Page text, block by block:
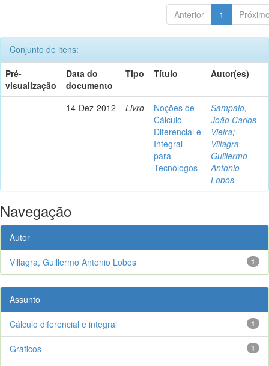
Anterior 1
Conjunto de itens:
Pré-
visualização
Data do
documento
Tipo Título Autor(es)
14-Dez-2012 Livro
Noções de
Cálculo
Diferencial e
Integral
para
Tecnólogos
Sampaio,
João Carlos
Vieira;
Villagra,
Guillermo
Antonio
Lobos
Navegação
Autor
1
Villagra, Guillermo Antonio Lobos
Assunto
1
Cálculo diferencial e integral
1
Gráficos